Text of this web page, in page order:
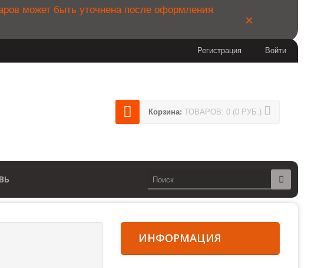
может быть уточнена после оформления
×
Войти
Регистрация
Корзина: ТОВАРОВ: 0 (0 РУБ.)
ИНФОРМАЦИЯ